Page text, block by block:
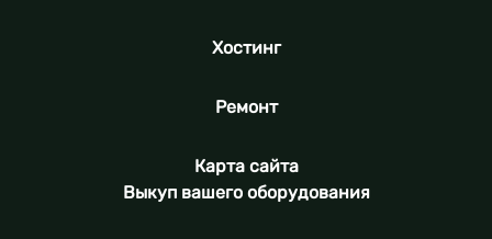
Хостинг
Ремонт
Карта сайта
Выкуп вашего оборудования